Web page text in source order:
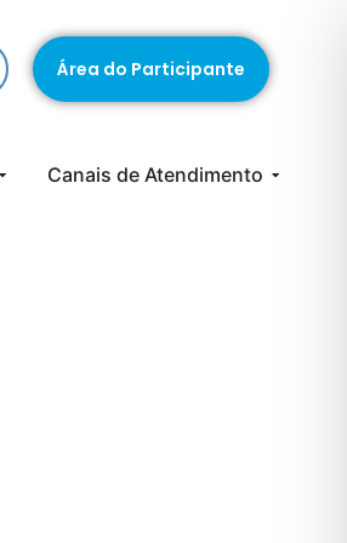
Área do Participante
Canais de Atendimento